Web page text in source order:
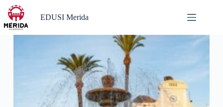
Saltar
contenido
EDUSI Merida